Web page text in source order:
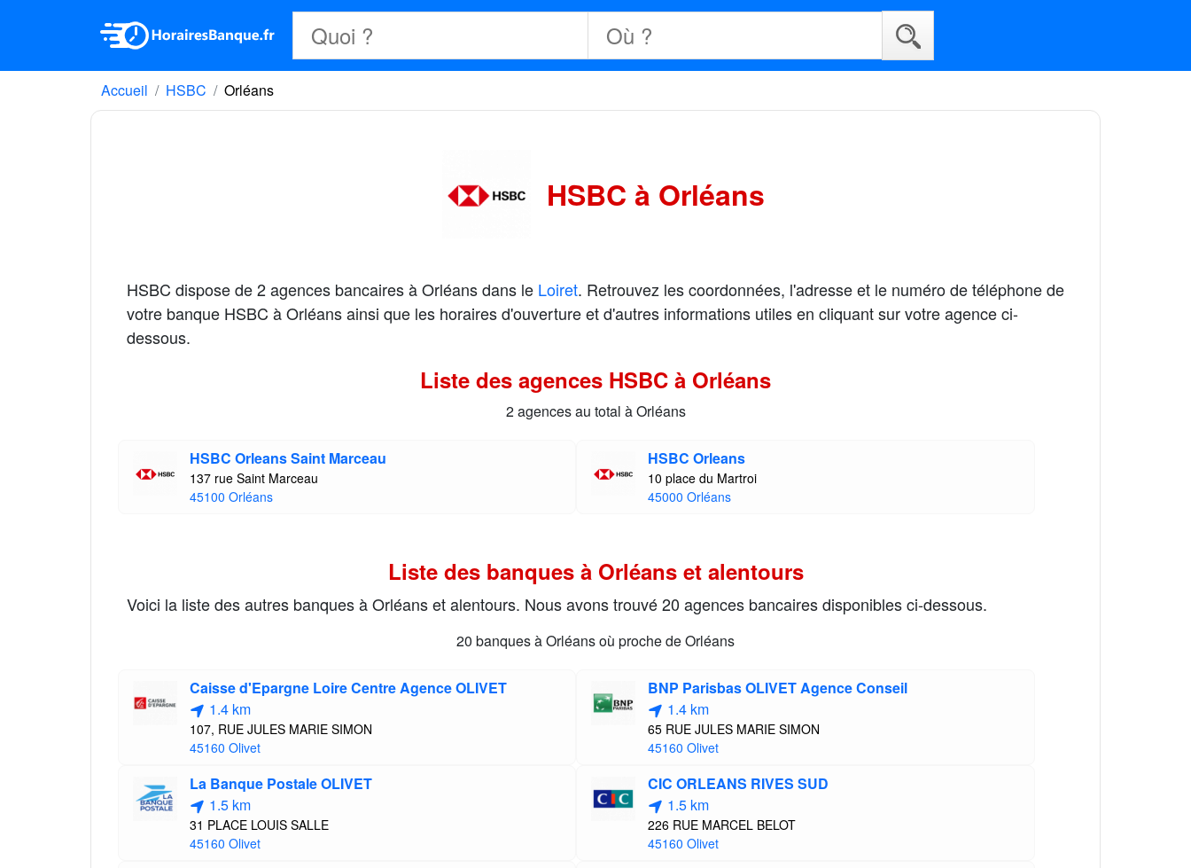
Accueil HSBC Orléans
HSBC à Orléans
HSBC dispose de 2 agences bancaires à Orléans dans le Loiret. Retrouvez les coordonnées, l'adresse et le numéro de téléphone de
votre banque HSBC à Orléans ainsi que les horaires d'ouverture et d'autres informations utiles en cliquant sur votre agence ci-
dessous.
Liste des agences HSBC à Orléans
2 agences au total à Orléans
HSBC Orleans Saint Marceau
137 rue Saint Marceau
45100 Orléans
HSBC Orleans
10 place du Martroi
45000 Orléans
Liste des banques à Orléans et alentours
Voici la liste des autres banques à Orléans et alentours. Nous avons trouvé 20 agences bancaires disponibles ci-dessous.
20 banques à Orléans où proche de Orléans
Caisse d'Epargne Loire Centre Agence OLIVET
1.4 km
107, RUE JULES MARIE SIMON
45160 Olivet
BNP Parisbas OLIVET Agence Conseil
1.4 km
65 RUE JULES MARIE SIMON
45160 Olivet
La Banque Postale OLIVET
1.5 km
31 PLACE LOUIS SALLE
45160 Olivet
CIC ORLEANS RIVES SUD
1.5 km
226 RUE MARCEL BELOT
45160 Olivet